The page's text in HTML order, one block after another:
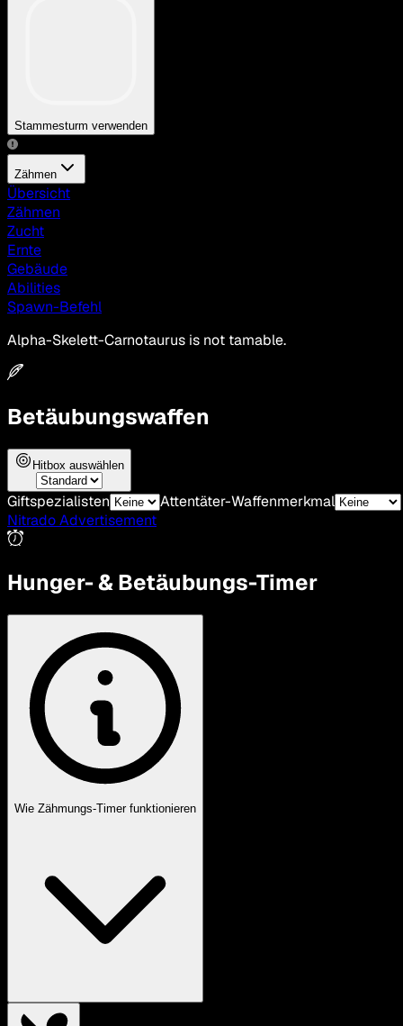
Stammesturm verwenden
Zähmen
Übersicht
Zähmen
Zucht
Ernte
Gebäude
Abilities
Spawn-Befehl
Alpha-Skelett-Carnotaurus is not tamable.
Betäubungswaffen
Hitbox auswählen
Giftspezialisten
Attentäter-Waffenmerkmal
Nitrado Advertisement
Hunger- & Betäubungs-Timer
Wie Zähmungs-Timer funktionieren